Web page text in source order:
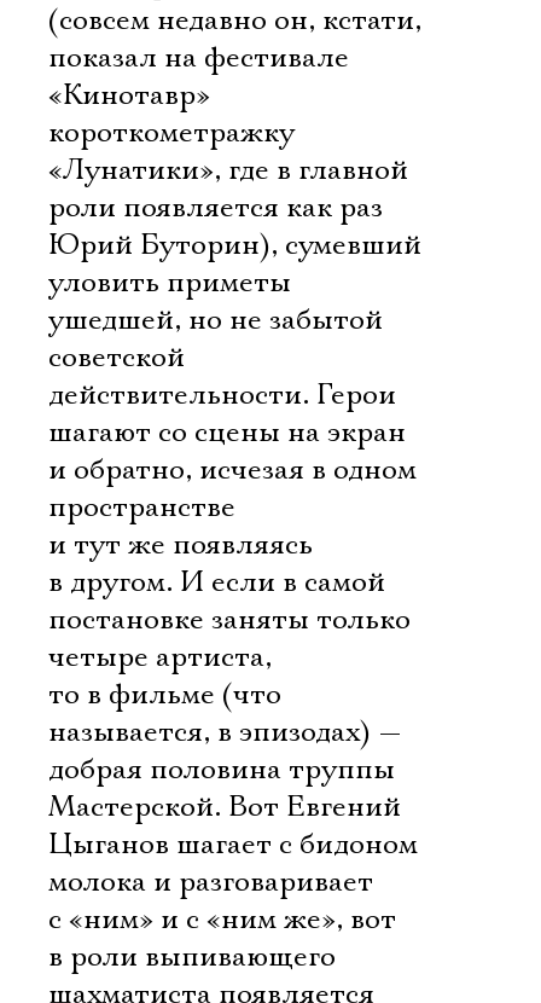
(совсем недавно он, кстати,
показал на фестивале
«Кинотавр»
короткометражку
«Лунатики», где в главной
роли появляется как раз
Юрий Буторин), сумевший
уловить приметы
ушедшей, но не забытой
советской
действительности. Герои
шагают со сцены на экран
и обратно, исчезая в одном
пространстве
и тут же появляясь
в другом. И если в самой
постановке заняты только
четыре артиста,
то в фильме (что
называется, в эпизодах) —
добрая половина труппы
Мастерской. Вот Евгений
Цыганов шагает с бидоном
молока и разговаривает
с «ним» и с «ним же», вот
в роли выпивающего
шахматиста появляется